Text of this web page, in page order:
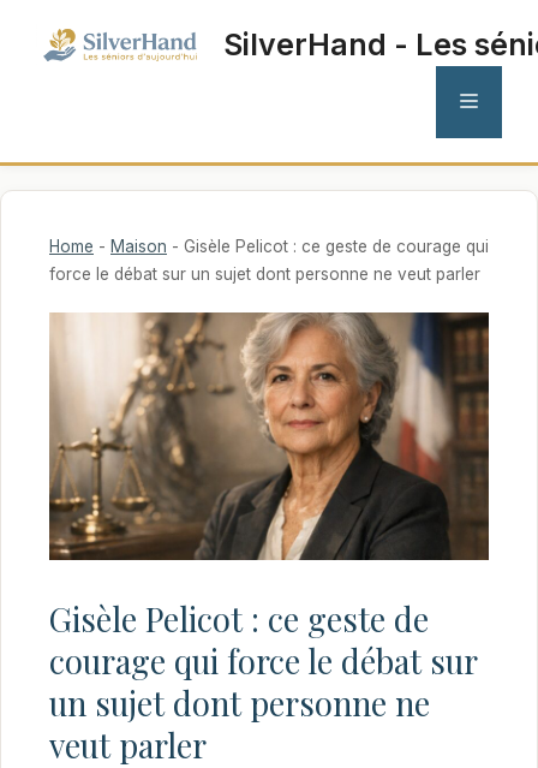
SilverHand - Les
MENU
Home - Maison - Gisèle Pelicot : ce geste de courage qui
force le débat sur un sujet dont personne ne veut parler
Gisèle Pelicot : ce geste de
courage qui force le débat sur
un sujet dont personne ne
veut parler